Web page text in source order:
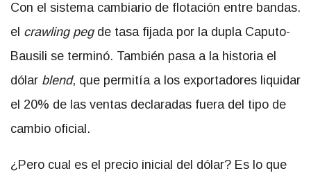
Con el sistema cambiario de flotación entre bandas.
​el crawling pegde tasa fijada por la dupla Caputo-
Bausili se terminó. También pasa a la historia el
dólar blend, que permitía a los exportadores liquidar
el 20% de las ventas declaradas fuera del tipo de
cambio oficial.
¿Pero cual es el precio inicial del dólar? Es lo que